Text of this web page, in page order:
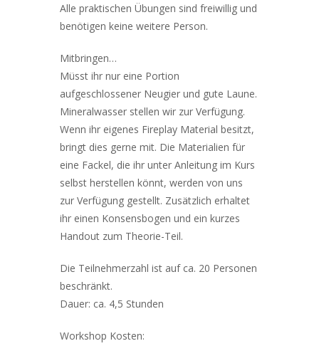
Alle praktischen Übungen sind freiwillig und
benötigen keine weitere Person.
Mitbringen…
Müsst ihr nur eine Portion
aufgeschlossener Neugier und gute Laune.
Mineralwasser stellen wir zur Verfügung.
Wenn ihr eigenes Fireplay Material besitzt,
bringt dies gerne mit. Die Materialien für
eine Fackel, die ihr unter Anleitung im Kurs
selbst herstellen könnt, werden von uns
zur Verfügung gestellt. Zusätzlich erhaltet
ihr einen Konsensbogen und ein kurzes
Handout zum Theorie-Teil.
Die Teilnehmerzahl ist auf ca. 20 Personen
beschränkt.
Dauer: ca. 4,5 Stunden
Workshop Kosten: